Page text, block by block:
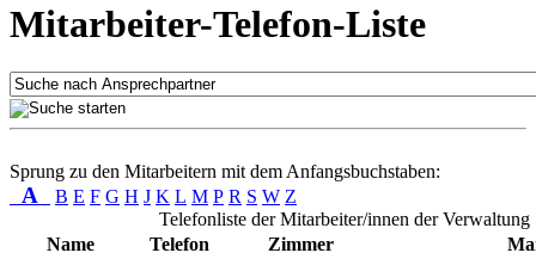
Mitarbeiter-Telefon-Liste
Sprung zu den Mitarbeitern mit dem Anfangsbuchstaben:
A B E F G H J K L M P R S W Z
Telefonliste der Mitarbeiter/innen der Verwaltung
Name
Telefon Zimmer